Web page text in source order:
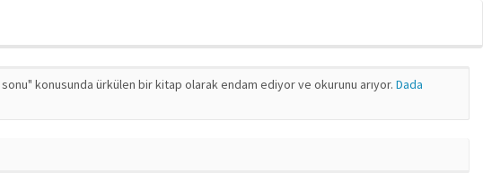
sonu" konusunda ürkülen bir kitap olarak endam ediyor ve okurunu arıyor. Dada